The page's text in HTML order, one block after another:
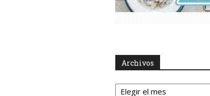
Archivos
Archivos